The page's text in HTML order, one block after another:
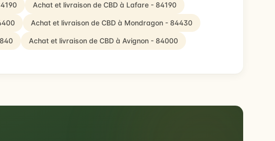
Achat et livraison de CBD à Lafare - 84190
Achat et livraison de CBD à Mondragon - 84430
Achat et livraison de CBD à Avignon - 84000